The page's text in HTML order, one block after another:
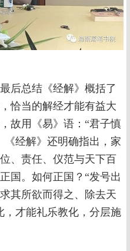
后总结《经解》概括了
恰当的解经才能有益大
故用《易》语：“君子慎
《经解》还明确指出，家
、责任、仪范与天下百
国。如何正国？“发号出
其所欲而得之、除去天
，才能礼乐教化，分层施